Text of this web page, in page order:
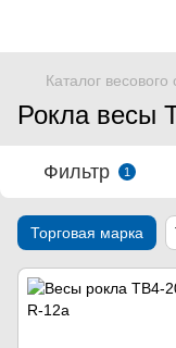
Каталог
Рокла весы
Фильтр 1
Торговая марка